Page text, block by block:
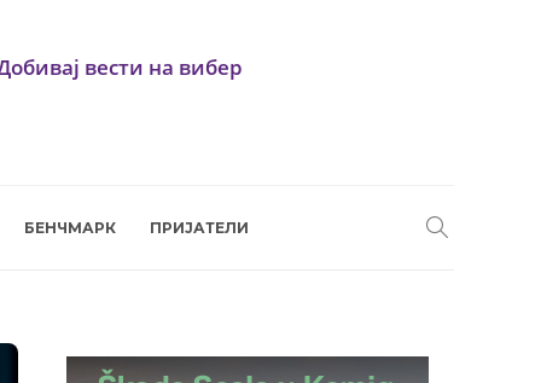
вести на вибер
БЕНЧМАРК ПРИЈАТЕЛИ